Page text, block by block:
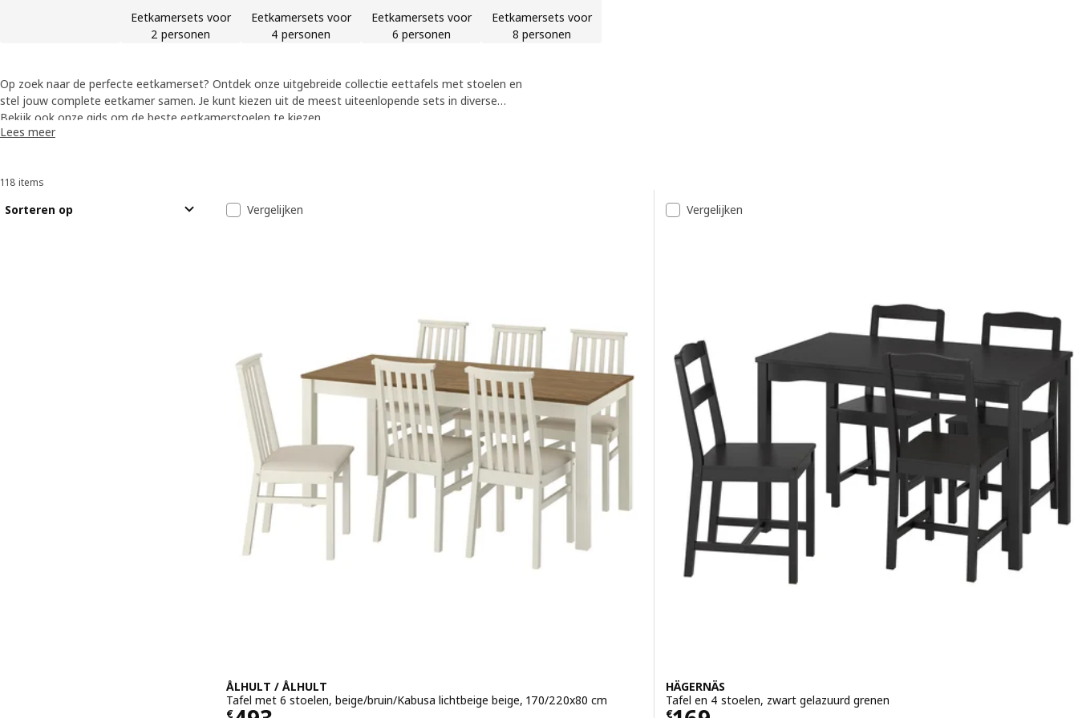
Eetkamersets voor
2 personen
Eetkamersets voor
4 personen
Eetkamersets voor
6 personen
Eetkamersets voor
8 personen
Op zoek naar de perfecte eetkamerset? Ontdek onze uitgebreide collectie eettafels met stoelen en
stel jouw complete eetkamer samen. Je kunt kiezen uit de meest uiteenlopende sets in diverse
materialen, kleuren en stijlen om de ideale setting voor elk moment te creëren.
Bekijk ook onze gids om de beste eetkamerstoelen te kiezen
Lees meer
Sorteren en filteren
118 items
Sorteren op Resultatenlijst
Vergelijken
ÅLHULT / ÅLHULT
Tafel met 6 stoelen, beige/bruin/Kabusa lichtbeige beige, 170/220x80 cm
€
Vergelijken
HÄGERNÄS
Tafel en 4 stoelen, zwart gelazuurd grenen
€